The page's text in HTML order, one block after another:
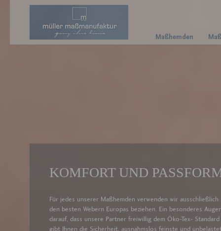
KOMFORT UND
Für jedes unserer Maßhemden verwenden wir
den besten Webern Europas beziehen. Ein besonderes
darauf, dass unsere Partner freiwillig dem Öko-Tex-
gibt Ihnen die Sicherheit, ausnahmslos feinste und
Maßhemden